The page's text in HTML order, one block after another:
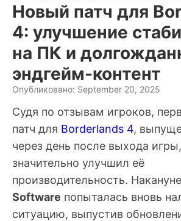
Новый патч для
4: улучшение
на ПК и
эндгейм-контент
Опубликовано: September 20, 2025
Судя по отзывам игроков,
патч для Borderlands 4,
через день после выхода
значительно улучшил её
производительность. Накануне
Software попыталась вновь
ситуацию, выпустив